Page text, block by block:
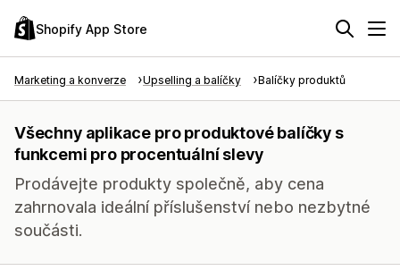
Shopify App Store
Marketing a konverze Upselling a balíčky Balíčky produktů
Všechny aplikace pro produktové balíčky s
funkcemi pro procentuální slevy
Prodávejte produkty společně, aby cena
zahrnovala ideální příslušenství nebo nezbytné
součásti.